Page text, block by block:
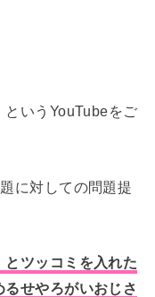
いうYouTubeをご
に対しての問題提
ツッコミを入れた
せやろがいおじさ